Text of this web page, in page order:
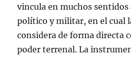
vincula en muchos
político y militar, en el cual
considera de forma directa
poder terrenal. La